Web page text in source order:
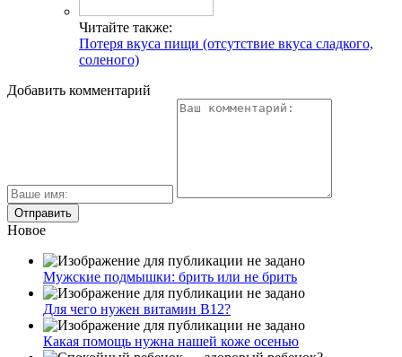
Читайте также:
Потеря вкуса пищи (отсутствие вкуса сладкого,
соленого)
Добавить комментарий
Новое
Мужские подмышки: брить или не брить
Для чего нужен витамин В12?
Какая помощь нужна нашей коже осенью